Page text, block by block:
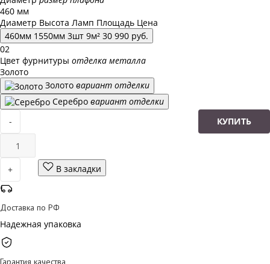
460 мм
Диаметр Высота Ламп Площадь Цена
460мм 1550мм 3шт 9м² 30 990 руб.
02
Цвет фурнитуры отделка металла
Золото
Золото вариант отделки
Серебро вариант отделки
-
+
КУПИТЬ
В закладки
Доставка по РФ
Надежная упаковка
Гарантия качества